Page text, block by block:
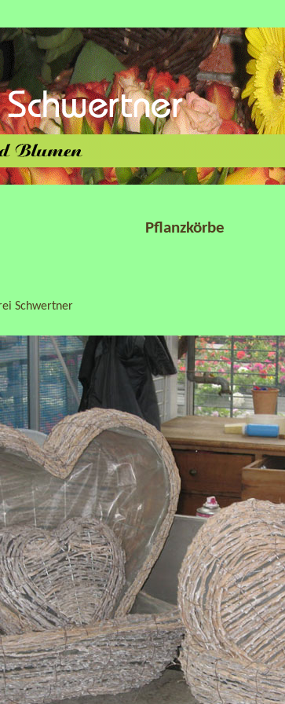
Pflanzkörbe
Schwertner